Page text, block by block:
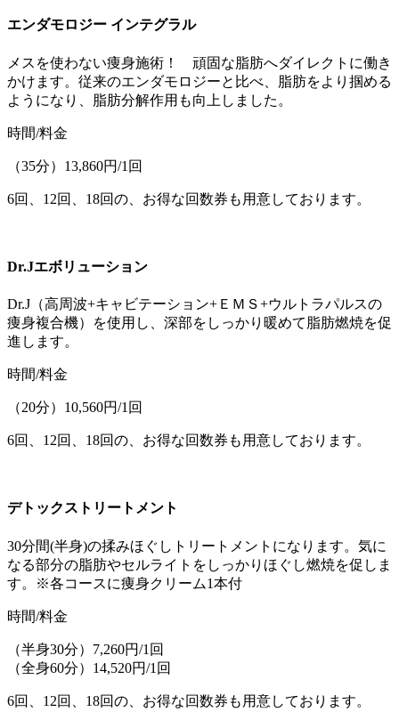
エンダモロジー インテグラル
メスを使わない痩身施術！ 頑固な脂肪へダイレクトに働き
かけます。従来のエンダモロジーと比べ、脂肪をより掴める
ようになり、脂肪分解作用も向上しました。
時間/料金
（35分）13,860円/1回
6回、12回、18回の、お得な回数券も用意しております。
Dr.Jエボリューション
Dr.J（高周波+キャビテーション+ＥＭＳ+ウルトラパルスの
痩身複合機）を使用し、深部をしっかり暖めて脂肪燃焼を促
進します。
時間/料金
（20分）10,560円/1回
6回、12回、18回の、お得な回数券も用意しております。
デトックストリートメント
30分間(半身)の揉みほぐしトリートメントになります。気に
なる部分の脂肪やセルライトをしっかりほぐし燃焼を促しま
す。※各コースに痩身クリーム1本付
時間/料金
（半身30分）7,260円/1回
（全身60分）14,520円/1回
6回、12回、18回の、お得な回数券も用意しております。